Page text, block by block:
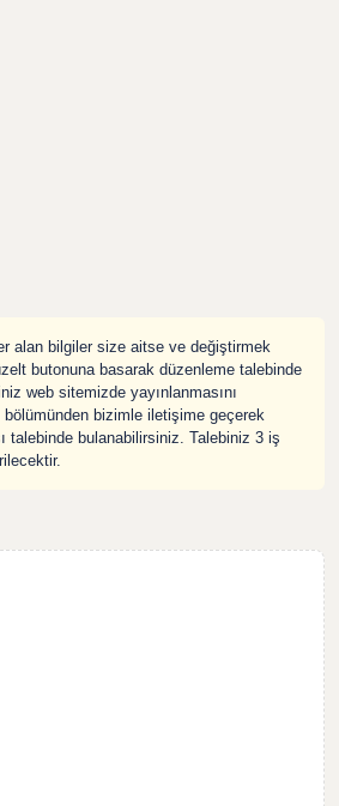
alan bilgiler size aitse ve değiştirmek
butonuna basarak düzenleme talebinde
web sitemizde yayınlanmasını
bizimle iletişime geçerek
talebinde bulanabilirsiniz. Talebiniz 3 iş